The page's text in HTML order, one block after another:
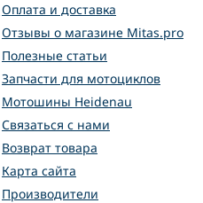
Оплата и доставка
Отзывы о магазине Mitas.pro
Полезные статьи
Запчасти для мотоциклов
Мотошины Heidenau
Связаться с нами
Возврат товара
Карта сайта
Производители